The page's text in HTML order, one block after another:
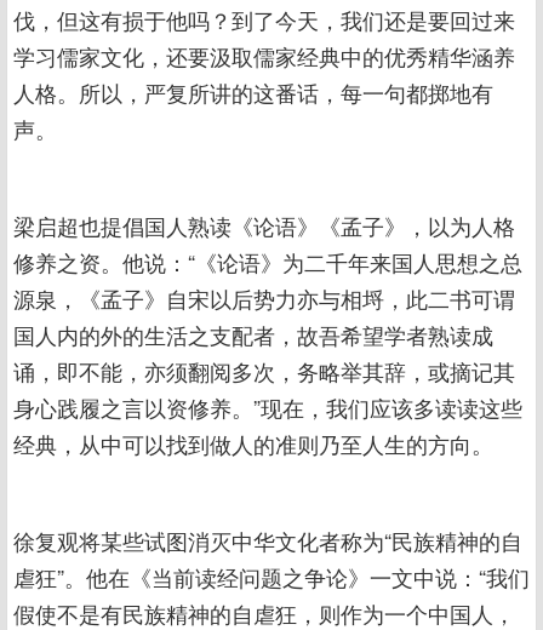
伐，但这有损于他吗？到了今天，我们还是要回过来
学习儒家文化，还要汲取儒家经典中的优秀精华涵养
人格。所以，严复所讲的这番话，每一句都掷地有
声。
梁启超也提倡国人熟读《论语》《孟子》，以为人格
修养之资。他说：“《论语》为二千年来国人思想之总
源泉，《孟子》自宋以后势力亦与相埒，此二书可谓
国人内的外的生活之支配者，故吾希望学者熟读成
诵，即不能，亦须翻阅多次，务略举其辞，或摘记其
身心践履之言以资修养。”现在，我们应该多读读这些
经典，从中可以找到做人的准则乃至人生的方向。
徐复观将某些试图消灭中华文化者称为“民族精神的自
虐狂”。他在《当前读经问题之争论》一文中说：“我们
假使不是有民族精神的自虐狂，则作为一个中国人，